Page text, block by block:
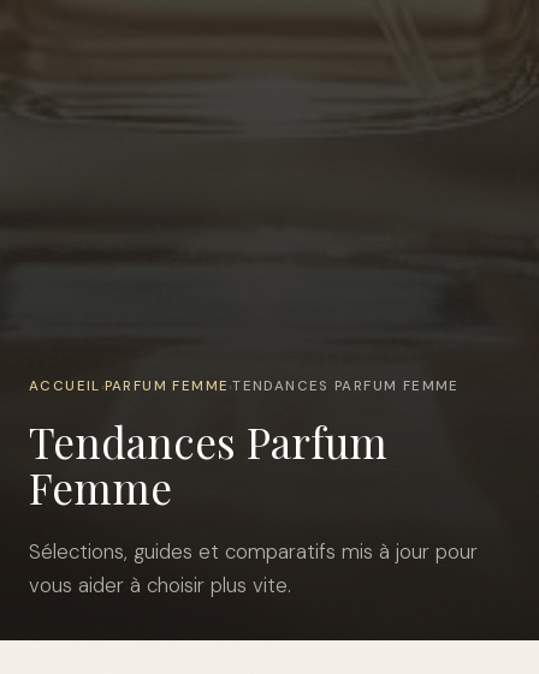
ACCUEIL ›PARFUM FEMME ›TENDANCES PARFUM FEMME
Tendances Parfum
Femme
Sélections, guides et comparatifs mis à jour pour
vous aider à choisir plus vite.